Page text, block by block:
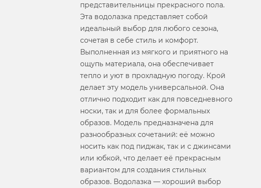
представительницы прекрасного пола.
Эта водолазка представляет собой
идеальный выбор для любого сезона,
сочетая в себе стиль и комфорт.
Выполненная из мягкого и приятного на
ощупь материала, она обеспечивает
тепло и уют в прохладную погоду. Крой
делает эту модель универсальной. Она
отлично подходит как для повседневного
носки, так и для более формальных
образов. Модель предназначена для
разнообразных сочетаний: её можно
носить как под пиджак, так и с джинсами
или юбкой, что делает её прекрасным
вариантом для создания стильных
образов. Водолазка — хороший выбор